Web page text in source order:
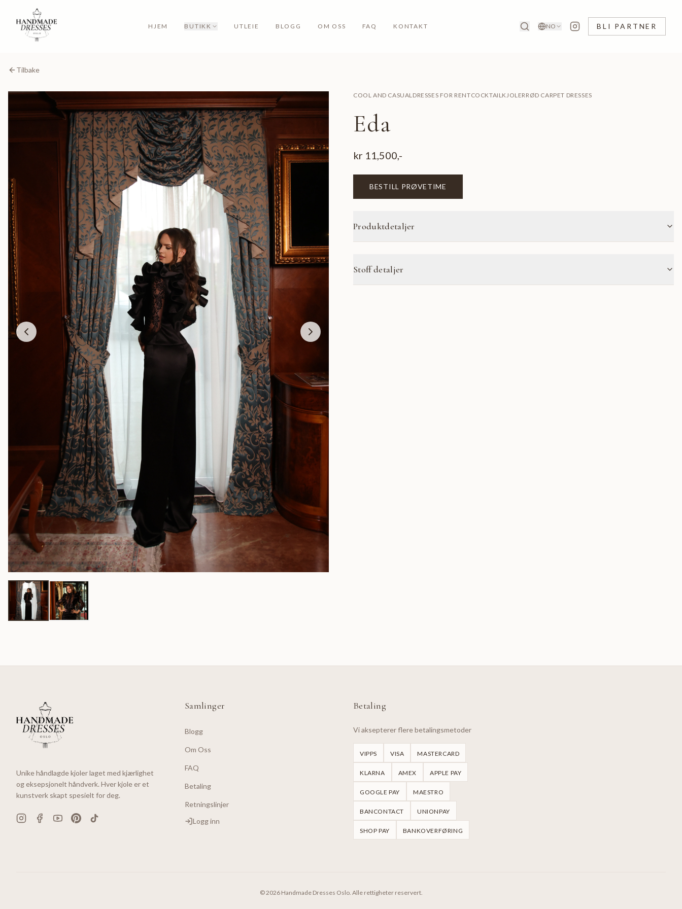
HJEM BUTIKK UTLEIE BLOGG OM OSS FAQ KONTAKT NO BLI PARTNER
Tilbake
COOL AND CASUALDRESSES FOR RENTCOCKTAILKJOLERRØD CARPET DRESSES
Eda
kr 11,500,-
BESTILL PRØVETIME
Produktdetaljer
Stoff detaljer
Unike håndlagde kjoler laget med kjærlighet
og eksepsjonelt håndverk. Hver kjole er et
kunstverk skapt spesielt for deg.
Samlinger
Blogg
Om Oss
FAQ
Betaling
Retningslinjer
Logg inn
Betaling
Vi aksepterer flere betalingsmetoder
VIPPS VISA MASTERCARD
KLARNA AMEX APPLE PAY
GOOGLE PAY MAESTRO
BANCONTACT UNIONPAY
SHOP PAY BANKOVERFØRING
©2026Handmade Dresses Oslo. Alle rettigheter reservert.